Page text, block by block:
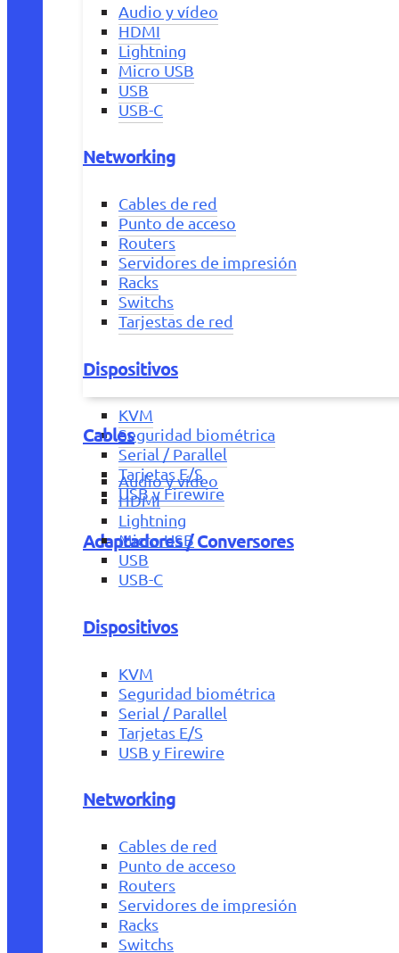
Audio y vídeo
HDMI
Lightning
Micro USB
USB
USB-C
Networking
Cables de red
Punto de acceso
Routers
Servidores de impresión
Racks
Switchs
Tarjestas de red
Dispositivos
KVM
Seguridad biométrica
Serial / Parallel
Tarjetas E/S
USB y Firewire
Adaptadores / Conversores
Cables
Audio y vídeo
HDMI
Lightning
Micro USB
USB
USB-C
Dispositivos
KVM
Seguridad biométrica
Serial / Parallel
Tarjetas E/S
USB y Firewire
Networking
Cables de red
Punto de acceso
Routers
Servidores de impresión
Racks
Switchs